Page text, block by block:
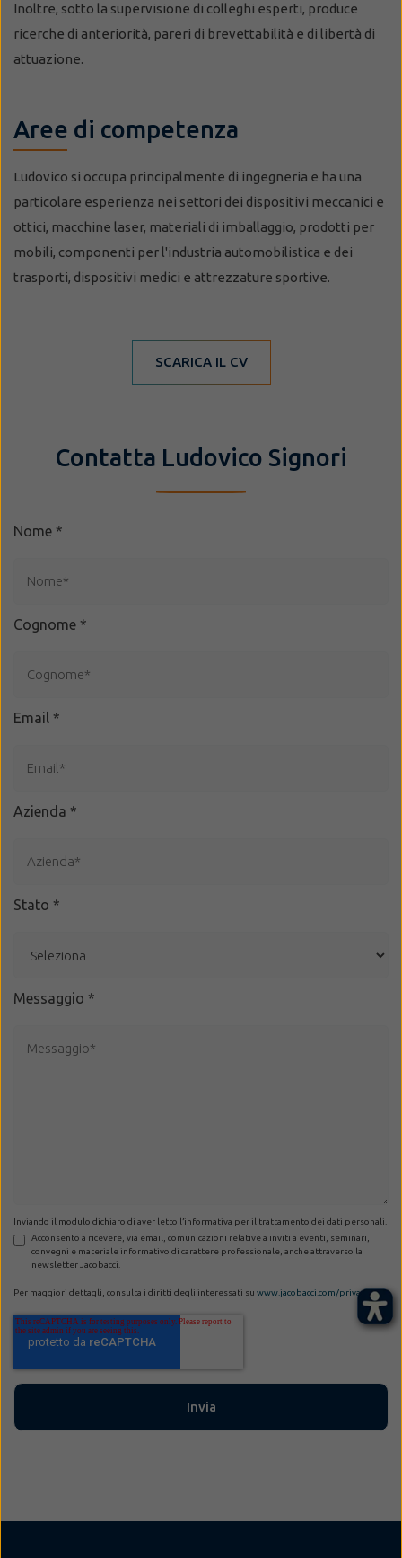
Inoltre, sotto la supervisione di colleghi esperti, produce
ricerche di anteriorità, pareri di brevettabilità e di libertà di
attuazione.
Aree di competenza
Ludovico si occupa principalmente di ingegneria e ha una
particolare esperienza nei settori dei dispositivi meccanici e
ottici, macchine laser, materiali di imballaggio, prodotti per
mobili, componenti per l'industria automobilistica e dei
trasporti, dispositivi medici e attrezzature sportive.
SCARICA IL CV
Contatta Ludovico Signori
Nome *
Cognome *
Email *
Azienda *
Stato *
Messaggio *
Inviando il modulo dichiaro di aver letto l’informativa per il trattamento dei dati personali.
Acconsento a ricevere, via email, comunicazioni relative a inviti a eventi, seminari,
convegni e materiale informativo di carattere professionale, anche attraverso la
newsletter Jacobacci.
Per maggiori dettagli, consulta i diritti degli interessati su www.jacobacci.com/privacy.